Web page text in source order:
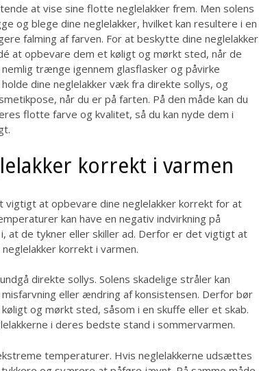
at vise sine flotte neglelakker frem. Men solens
og blege dine neglelakker, hvilket kan resultere i en
falming af farven. For at beskytte dine neglelakker
at opbevare dem et køligt og mørkt sted, når de
trænge igennem glasflasker og påvirke
dine neglelakker væk fra direkte sollys, og
når du er på farten. På den måde kan du
flotte farve og kvalitet, så du kan nyde dem i
korrekt i varmen
vigtigt at opbevare dine neglelakker korrekt for at
kan have en negativ indvirkning på
at de tykner eller skiller ad. Derfor er det vigtigt at
korrekt i varmen.
direkte sollys. Solens skadelige stråler kan
eller ændring af konsistensen. Derfor bør
og mørkt sted, såsom i en skuffe eller et skab.
i deres bedste stand i sommervarmen.
temperaturer. Hvis neglelakkerne udsættes